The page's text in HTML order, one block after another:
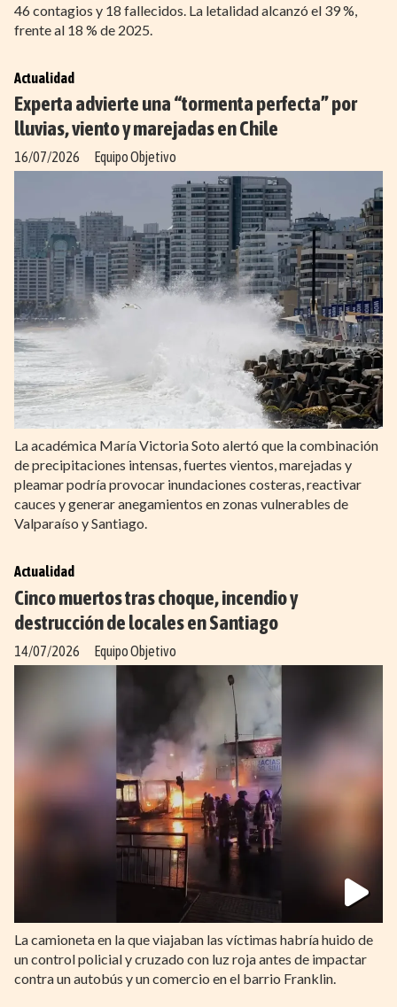
46 contagios y 18 fallecidos. La letalidad alcanzó el 39 %,
frente al 18 % de 2025.
Experta advierte una “tormenta perfecta” por
lluvias, viento y marejadas en Chile
Equipo Objetivo
Actualidad
16/07/2026
La académica María Victoria Soto alertó que la combinación
de precipitaciones intensas, fuertes vientos, marejadas y
pleamar podría provocar inundaciones costeras, reactivar
cauces y generar anegamientos en zonas vulnerables de
Valparaíso y Santiago.
Cinco muertos tras choque, incendio y
destrucción de locales en Santiago
Equipo Objetivo
Actualidad
14/07/2026
La camioneta en la que viajaban las víctimas habría huido de
un control policial y cruzado con luz roja antes de impactar
contra un autobús y un comercio en el barrio Franklin.